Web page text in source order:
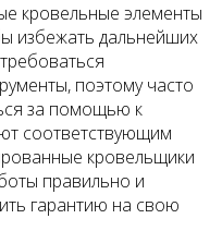
кровельные элементы
избежать дальнейших
поэтому часто
за помощью к
соответствующим
кровельщики
правильно и
гарантию на свою